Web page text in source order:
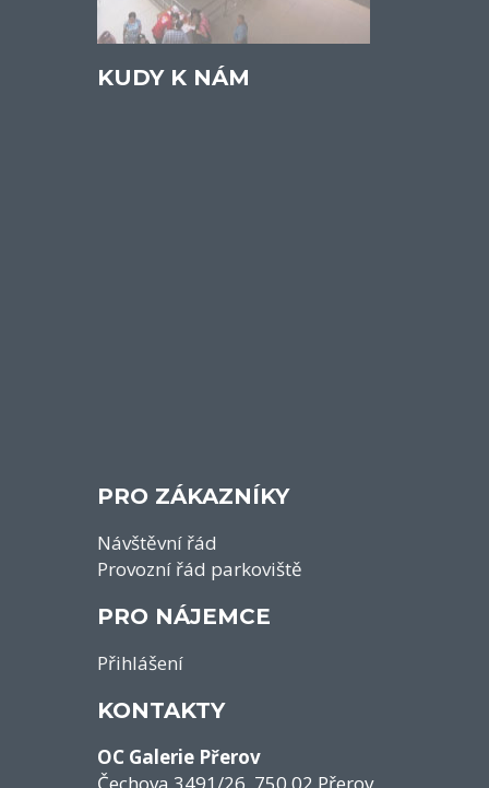
KUDY K NÁM
PRO ZÁKAZNÍKY
Návštěvní řád
Provozní řád parkoviště
PRO NÁJEMCE
Přihlášení
KONTAKTY
OC Galerie Přerov